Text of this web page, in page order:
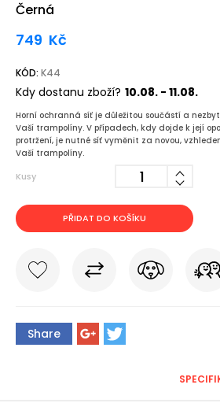
Černá
749 Kč
KÓD: K44
Kdy dostanu zboží? 10.08. - 11.08.
Horní ochranná síť je důležitou součástí a
Vaší trampolíny. V případech, kdy dojde k její
protržení, je nutné síť vyměnit za novou,
Vaší trampolíny.
Kusy
PŘIDAT DO KOŠÍKU
Share